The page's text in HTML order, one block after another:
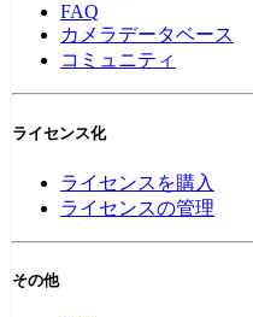
FAQ
カメラデータベース
コミュニティ
ライセンス化
ライセンスを購入
ライセンスの管理
その他